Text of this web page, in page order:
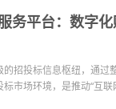
务平台：数字
招投标信息枢纽，通
市场环境，是推动“互联